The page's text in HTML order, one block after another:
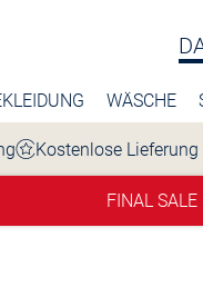
WÄSCHE
Kostenlose
FINAL SALE